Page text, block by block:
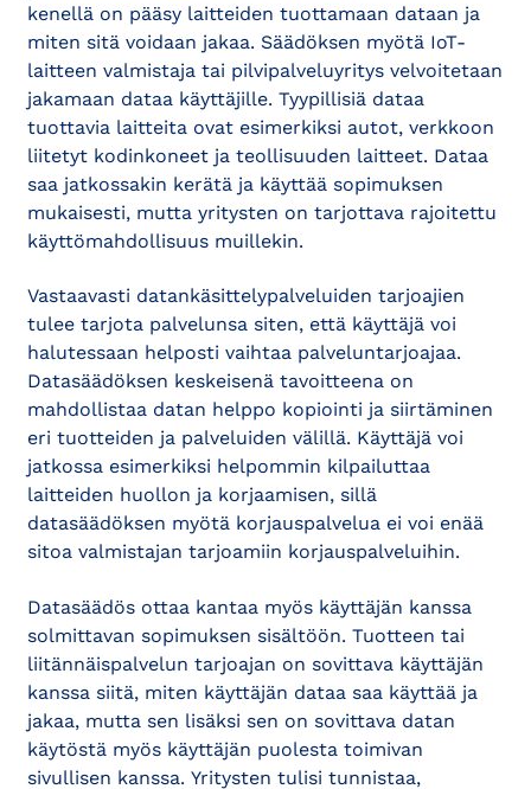
kenellä on pääsy laitteiden tuottamaan dataan ja
miten sitä voidaan jakaa. Säädöksen myötä IoT-
laitteen valmistaja tai pilvipalveluyritys velvoitetaan
jakamaan dataa käyttäjille. Tyypillisiä dataa
tuottavia laitteita ovat esimerkiksi autot, verkkoon
liitetyt kodinkoneet ja teollisuuden laitteet. Dataa
saa jatkossakin kerätä ja käyttää sopimuksen
mukaisesti, mutta yritysten on tarjottava rajoitettu
käyttömahdollisuus muillekin.
Vastaavasti datankäsittelypalveluiden tarjoajien
tulee tarjota palvelunsa siten, että käyttäjä voi
halutessaan helposti vaihtaa palveluntarjoajaa.
Datasäädöksen keskeisenä tavoitteena on
mahdollistaa datan helppo kopiointi ja siirtäminen
eri tuotteiden ja palveluiden välillä. Käyttäjä voi
jatkossa esimerkiksi helpommin kilpailuttaa
laitteiden huollon ja korjaamisen, sillä
datasäädöksen myötä korjauspalvelua ei voi enää
sitoa valmistajan tarjoamiin korjauspalveluihin.
Datasäädös ottaa kantaa myös käyttäjän kanssa
solmittavan sopimuksen sisältöön. Tuotteen tai
liitännäispalvelun tarjoajan on sovittava käyttäjän
kanssa siitä, miten käyttäjän dataa saa käyttää ja
jakaa, mutta sen lisäksi sen on sovittava datan
käytöstä myös käyttäjän puolesta toimivan
sivullisen kanssa. Yritysten tulisi tunnistaa,